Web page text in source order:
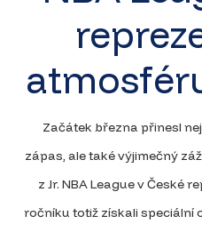
Začátek března přinesl
zápas, ale také výjimečný
z Jr. NBA League v České
ročníku totiž získali speciální